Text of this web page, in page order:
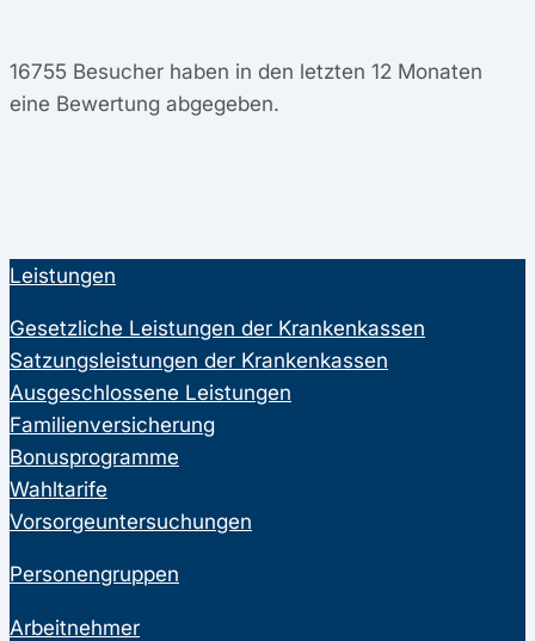
16755 Besucher haben in den letzten 12 Monaten
eine Bewertung abgegeben.
Leistungen
Gesetzliche Leistungen der Krankenkassen
Satzungsleistungen der Krankenkassen
Ausgeschlossene Leistungen
Familienversicherung
Bonusprogramme
Wahltarife
Vorsorgeuntersuchungen
Personengruppen
Arbeitnehmer